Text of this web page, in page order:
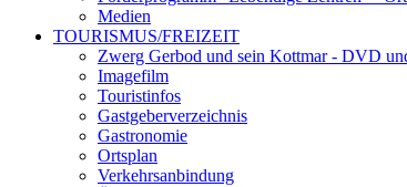
Medien
TOURISMUS/FREIZEIT
Zwerg Gerbod und sein Kottmar - DVD
Imagefilm
Touristinfos
Gastgeberverzeichnis
Gastronomie
Ortsplan
Verkehrsanbindung